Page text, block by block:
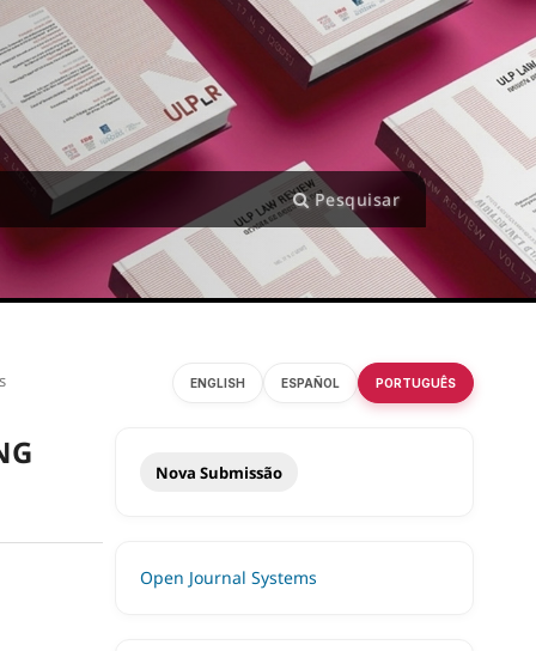
Pesquisar
Nova Submissão
Open Journal Systems
ENGLISH ESPAÑOL PORTUGUÊS